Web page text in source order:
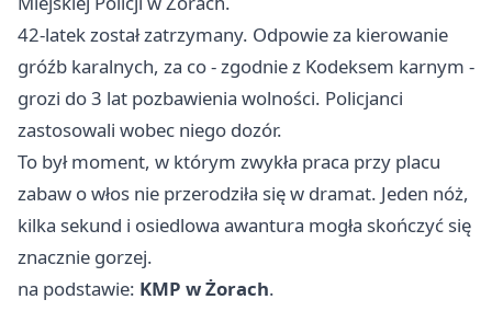
42-latek został zatrzymany. Odpowie za kierowanie
gróźb karalnych, za co - zgodnie z Kodeksem karnym -
grozi do 3 lat pozbawienia wolności. Policjanci
zastosowali wobec niego dozór.
To był moment, w którym zwykła praca przy placu
zabaw o włos nie przerodziła się w dramat. Jeden nóż,
kilka sekund i osiedlowa awantura mogła skończyć się
znacznie gorzej.
na podstawie: KMP w Żorach.